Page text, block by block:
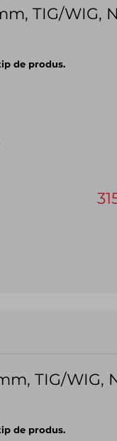
TIG/WIG,
de produs.
TIG/WIG,
de produs.